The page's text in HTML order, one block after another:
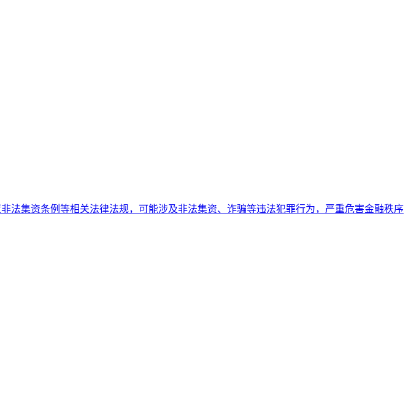
法集资条例等相关法律法规，可能涉及非法集资、诈骗等违法犯罪行为，严重危害金融秩序